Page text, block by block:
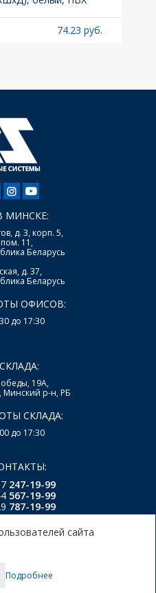
74.23 руб.
МИНСКЕ:
д. 3, корп. 5,
11,
Беларусь
д. 37,
Беларусь
ОФИСОВ:
до 17:30
19А,
Минский р-н, РБ
СКЛАДА:
до 17:30
247-19-99
567-19-99
787-19-99
Политика использования
сайта
Подробнее